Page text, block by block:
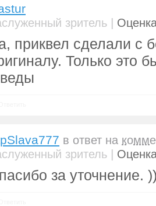
зритель |
приквел сделали с
Только это
в ответ на
зритель |
за уточнение.